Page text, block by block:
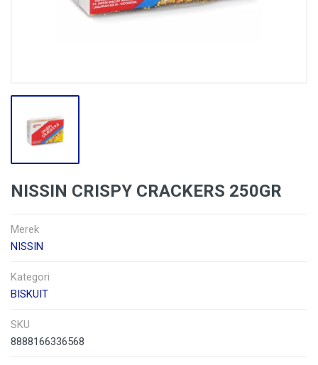
NISSIN CRISPY CRACKERS 250GR
Merek
NISSIN
Kategori
BISKUIT
SKU
8888166336568